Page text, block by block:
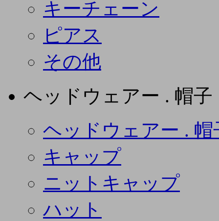
キーチェーン
ピアス
その他
ヘッドウェアー . 帽子
ヘッドウェアー . 帽
キャップ
ニットキャップ
ハット